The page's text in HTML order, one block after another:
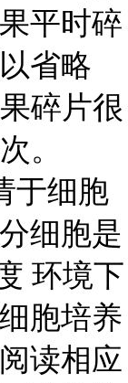
平时碎
省略
碎片很
。
于细胞
细胞是
环境下
胞培养
读相应